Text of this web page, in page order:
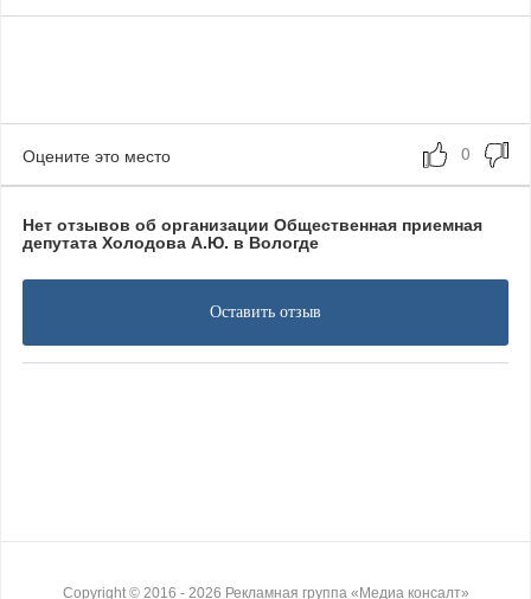
Оцените это место
Нет отзывов об организации Общественная приемная
депутата Холодова А.Ю. в Вологде
Оставить отзыв
Copyright © 2016 - 2026 Рекламная группа «Медиа консалт»